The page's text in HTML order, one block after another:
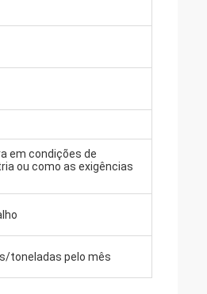
em condições de
ou como as exigências
toneladas pelo mês